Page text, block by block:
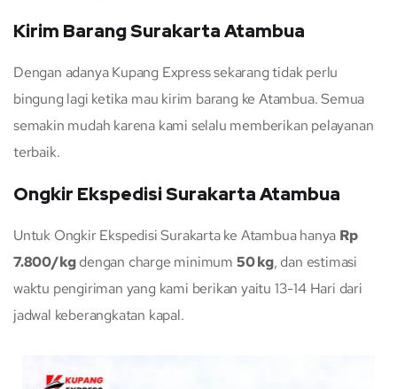
Kirim Barang Surakarta Atambua
Dengan adanya Kupang Express sekarang tidak perlu
bingung lagi ketika mau kirim barang ke Atambua. Semua
semakin mudah karena kami selalu memberikan pelayanan
terbaik.
Ongkir Ekspedisi Surakarta Atambua
Untuk Ongkir Ekspedisi Surakarta ke Atambua hanya Rp
7.800/kgdengan charge minimum 50 kg, dan estimasi
waktu pengiriman yang kami berikan yaitu 13-14 Hari dari
jadwal keberangkatan kapal.